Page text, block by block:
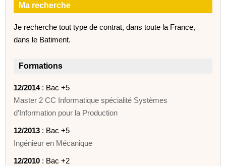
Ma recherche
Je recherche tout type de contrat, dans toute la France,
dans le Batiment.
Formations
12/2014: Bac +5
Master 2 CC Informatique spécialité Systèmes
d’Information pour la Production
12/2013 : Bac +5
Ingénieur en Mécanique
12/2010 : Bac +2